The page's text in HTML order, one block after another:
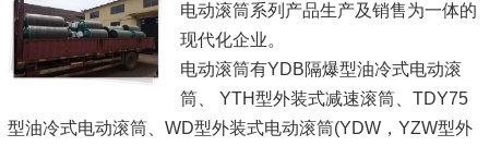
电动滚筒系列产品生产及销售为一体的
现代化企业。
电动滚筒有YDB隔爆型油冷式电动滚
筒、 YTH型外装式减速滚筒、TDY75
型油冷式电动滚筒、WD型外装式电动滚筒(YDW，YZW型外